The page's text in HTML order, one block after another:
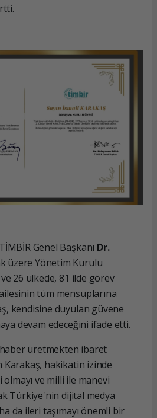
Genel Başkanı Dr.
üzere Yönetim Kurulu
26 ülkede, 81 ilde görev
tüm mensuplarına
kendisine duyulan güvene
devam edeceğini ifade etti.
haber üretmekten ibaret
Karakaş, hakikatin izinde
ve milli ile manevi
Türkiye'nin dijital medya
da ileri taşımayı önemli bir